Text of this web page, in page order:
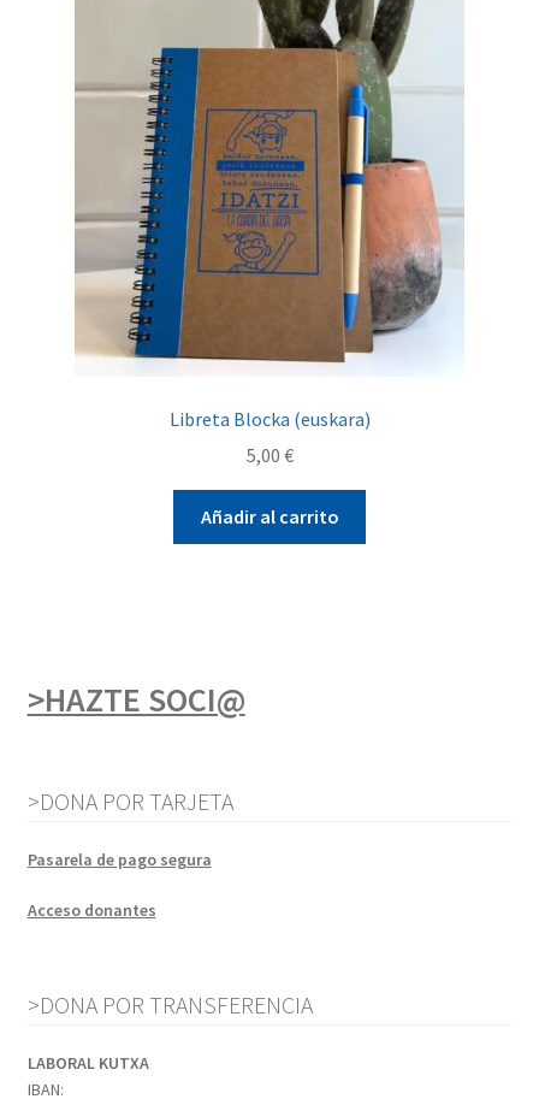
Libreta Blocka (euskara)
5,00 €
Añadir al carrito
>HAZTE SOCI@
>DONA POR TARJETA
Pasarela de pago segura
Acceso donantes
>DONA POR TRANSFERENCIA
LABORAL KUTXA
IBAN: